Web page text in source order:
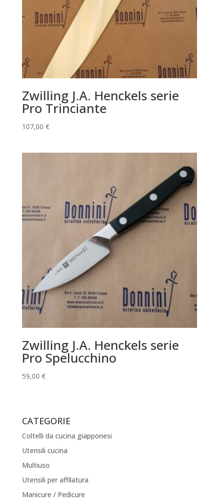
Zwilling J.A. Henckels serie
Pro Trinciante
107,00 €
Zwilling J.A. Henckels serie
Pro Spelucchino
59,00 €
CATEGORIE
Coltelli da cucina giapponesi
Utensili cucina
Multiuso
Utensili per affilatura
Manicure / Pedicure